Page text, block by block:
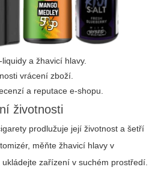
a žhavicí hlavy.
vrácení zboží.
a reputace e-shopu.
životnosti
prodlužuje její životnost a šetří
měňte žhavicí hlavy v
zařízení v suchém prostředí.